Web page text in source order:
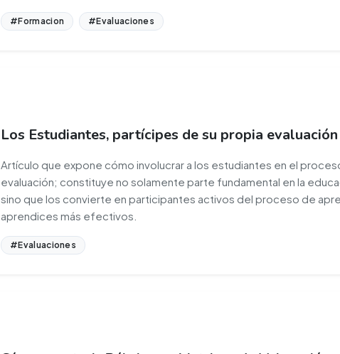
#Formacion #Evaluaciones
Los Estudiantes, partícipes de su propia evaluación
Artículo que expone cómo involucrar a los estudiantes en el
evaluación; constituye no solamente parte fundamental en la
sino que los convierte en participantes activos del proceso de
aprendices más efectivos.
#Evaluaciones